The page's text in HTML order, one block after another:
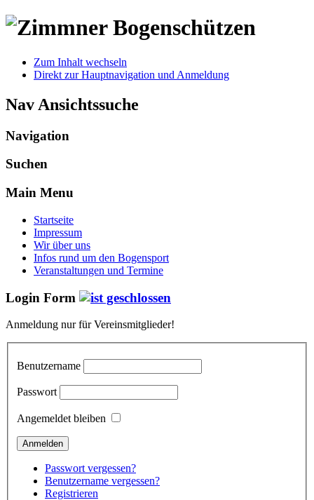
Zum Inhalt wechseln
Direkt zur Hauptnavigation und Anmeldung
Nav Ansichtssuche
Navigation
Suchen
Main Menu
Startseite
Impressum
Wir über uns
Infos rund um den Bogensport
Veranstaltungen und Termine
Login Form
Anmeldung nur für Vereinsmitglieder!
Benutzername
Passwort
Angemeldet bleiben
Passwort vergessen?
Benutzername vergessen?
Registrieren